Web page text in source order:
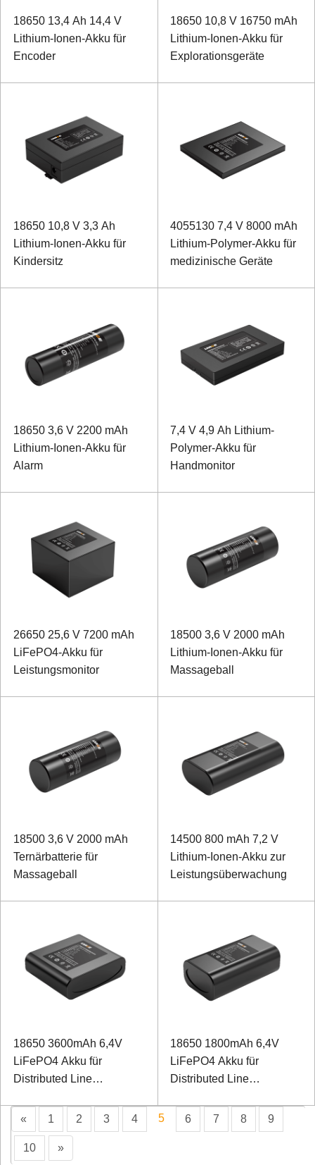
18650 13,4 Ah 14,4 V
Lithium-Ionen-Akku für
Encoder
18650 10,8 V 16750 mAh
Lithium-Ionen-Akku für
Explorationsgeräte
18650 10,8 V 3,3 Ah
Lithium-Ionen-Akku für
Kindersitz
4055130 7,4 V 8000 mAh
Lithium-Polymer-Akku für
medizinische Geräte
18650 3,6 V 2200 mAh
Lithium-Ionen-Akku für
Alarm
7,4 V 4,9 Ah Lithium-
Polymer-Akku für
Handmonitor
26650 25,6 V 7200 mAh
LiFePO4-Akku für
Leistungsmonitor
18500 3,6 V 2000 mAh
Lithium-Ionen-Akku für
Massageball
18500 3,6 V 2000 mAh
Ternärbatterie für
Massageball
14500 800 mAh 7,2 V
Lithium-Ionen-Akku zur
Leistungsüberwachung
18650 3600mAh 6,4V
LiFePO4 Akku für
Distributed Line
künstlicher Intelligenz
18650 1800mAh 6,4V
LiFePO4 Akku für
Distributed Line
künstlicher Intelligenz
« 1 2 3 4 5 6 7 8 9
10 »